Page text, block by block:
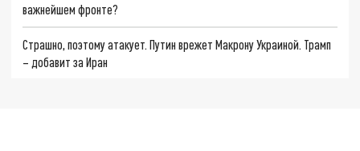
важнейшем фронте?
Страшно, поэтому атакует. Путин врежет Макрону Украиной. Трамп
– добавит за Иран